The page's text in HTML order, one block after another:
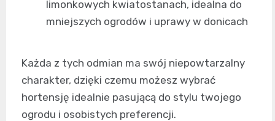
limonkowych kwiatostanach, idealna do
mniejszych ogrodów i uprawy w donicach
Każda z tych odmian ma swój niepowtarzalny
charakter, dzięki czemu możesz wybrać
hortensję idealnie pasującą do stylu twojego
ogrodu i osobistych preferencji.